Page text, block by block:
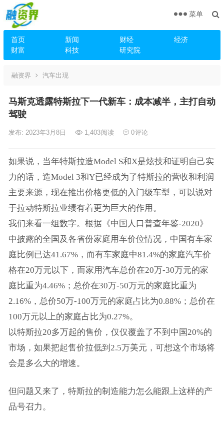
首页 新闻 财经
经济
财富
科技 研究院
菜单
融资界 汽车出现
马斯克透露特斯拉下一代新车：成本减半，主打自动
驾驶
发布: 2023年3月8日 1,403阅读 0评论
如果说，当年特斯拉造Model S和X是炫技和证明自己实
力的话，造Model 3和Y已经成为了特斯拉的营收和利润
主要来源，现在推出价格更低的入门级车型，可以说对
于拉动特斯拉业绩有着更为巨大的作用。
我们来看一组数字。根据《中国人口普查年鉴-2020》
中披露的全国及各省份家庭用车价位情况，中国有车家
庭比例已达41.67%，而有车家庭中81.4%的家庭汽车价
格在20万元以下，而家用汽车总价在20万-30万元的家
庭比重为4.46%；总价在30万-50万元的家庭比重为
2.16%，总价50万-100万元的家庭占比为0.88%；总价在
100万元以上的家庭占比为0.27%。
以特斯拉20多万起的售价，仅仅覆盖了不到中国20%的
市场，如果把起售价拉低到2.5万美元，可想这个市场将
会是多么大的增速。
但问题又来了，特斯拉的制造能力怎么能跟上这样的产
品号召力。